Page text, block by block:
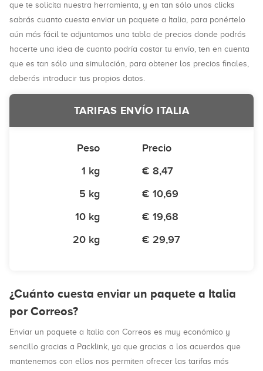
que te solicita nuestra herramienta, y en tan sólo unos clicks
sabrás cuanto cuesta enviar un paquete a Italia, para ponértelo
aún más fácil te adjuntamos una tabla de precios donde podrás
hacerte una idea de cuanto podría costar tu envío, ten en cuenta
que es tan sólo una simulación, para obtener los precios finales,
deberás introducir tus propios datos.
TARIFAS ENVÍO ITALIA
Peso
Precio
1 kg
€ 8,47
5 kg
€ 10,69
10 kg
€ 19,68
20 kg
€ 29,97
¿Cuánto cuesta enviar un paquete a Italia
por Correos?
Enviar un paquete a Italia con Correos es muy económico y
sencillo gracias a Packlink, ya que gracias a los acuerdos que
mantenemos con ellos nos permiten ofrecer las tarifas más